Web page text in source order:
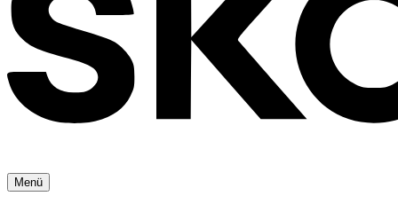
Menü